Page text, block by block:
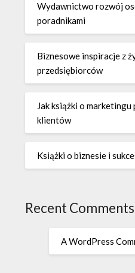
Wydawnictwo rozwój
poradnikami
Biznesowe inspiracje z
przedsiębiorców
Jak książki o
klientów
Książki o biznesie i
Recent Comments
A WordPress